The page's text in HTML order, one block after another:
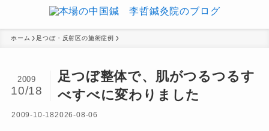
ホーム 足つぼ・反射区の施術症例
足つぼ整体で、肌がつるつるす
べすべに変わりました
2009
10/18
2009-10-182026-08-06